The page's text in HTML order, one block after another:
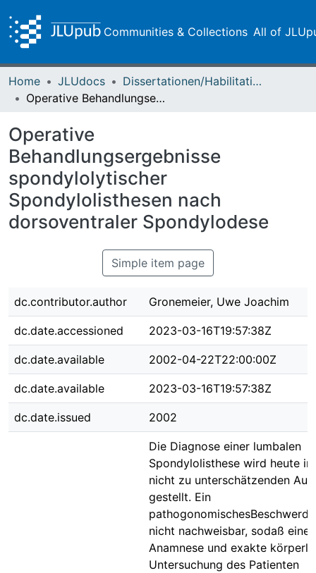
Communities & Collections All of
Home JLUdocs
Dissertationen/Habilitationen
Operative Behandlungsergebnisse spondylolytischer Spondylolisthesen nach dorsoventraler Spondylodese
Operative
Behandlungsergebnisse
spondylolytischer
Spondylolisthesen nach
dorsoventraler Spondylodese
Simple item page
dc.contributor.author Gronemeier, Uwe Joachim
dc.date.accessioned 2023-03-16T19:57:38Z
dc.date.available 2002-04-22T22:00:00Z
dc.date.available 2023-03-16T19:57:38Z
dc.date.issued 2002
Die Diagnose einer lumbalen
Spondylolisthese wird heute in
nicht zu unterschätzenden
gestellt. Ein
nicht nachweisbar, sodaß eine
Anamnese und exakte
Untersuchung des Patienten